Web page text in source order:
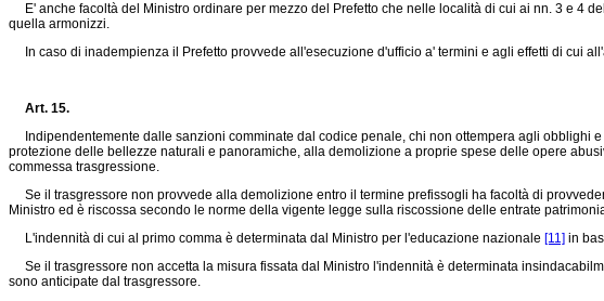
E' anche facoltà del Ministro ordinare per mezzo del Prefetto che nelle località di cui ai nn. 3 e 4
quella armonizzi.
In caso di inadempienza il Prefetto provvede all'esecuzione d'ufficio a' termini e agli effetti di cui
Art. 15.
Indipendentemente dalle sanzioni comminate dal codice penale, chi non ottempera agli obblighi
protezione delle bellezze naturali e panoramiche, alla demolizione a proprie spese delle opere
commessa trasgressione.
Se il trasgressore non provvede alla demolizione entro il termine prefissogli ha facoltà di
Ministro ed è riscossa secondo le norme della vigente legge sulla riscossione delle entrate
L'indennità di cui al primo comma è determinata dal Ministro per l'educazione nazionale [11] in
Se il trasgressore non accetta la misura fissata dal Ministro l'indennità è determinata
sono anticipate dal trasgressore.